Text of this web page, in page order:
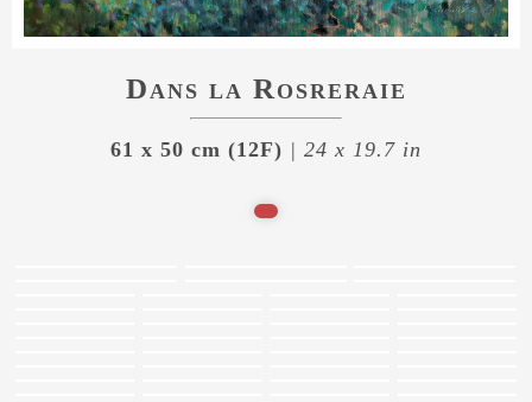
Dans la Rosreraie
61 x 50 cm (12F) | 24 x 19.7 in